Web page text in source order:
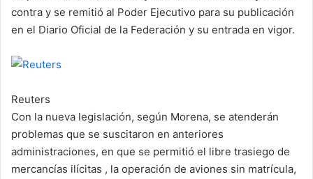
contra y se remitió al Poder Ejecutivo para su publicación
en el Diario Oficial de la Federación y su entrada en vigor.
Reuters
Con la nueva legislación, según Morena, se atenderán
problemas que se suscitaron en anteriores
administraciones, en que se permitió el libre trasiego de
mercancías ilícitas , la operación de aviones sin matrícula,